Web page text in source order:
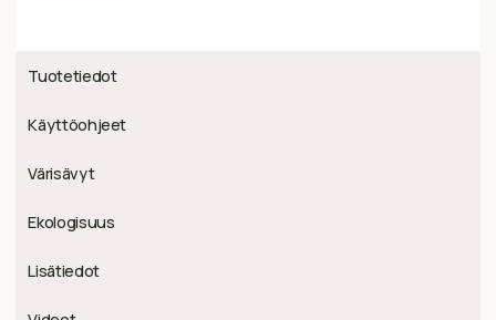
Tuotetiedot
Käyttöohjeet
Värisävyt
Ekologisuus
Lisätiedot